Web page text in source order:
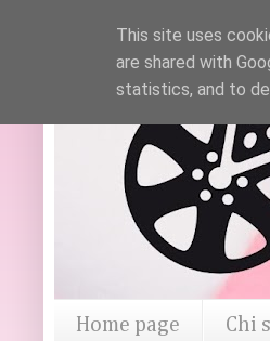
Home page Chi
This site uses
are shared with
statistics, and to